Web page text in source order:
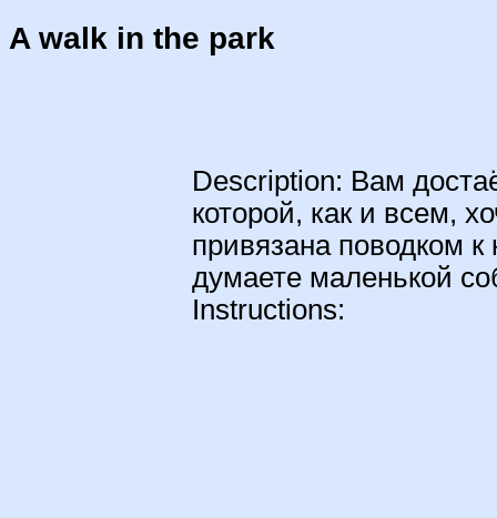
A walk in the park
Description: Вам
которой, как и всем,
привязана поводком
думаете маленькой
Instructions: